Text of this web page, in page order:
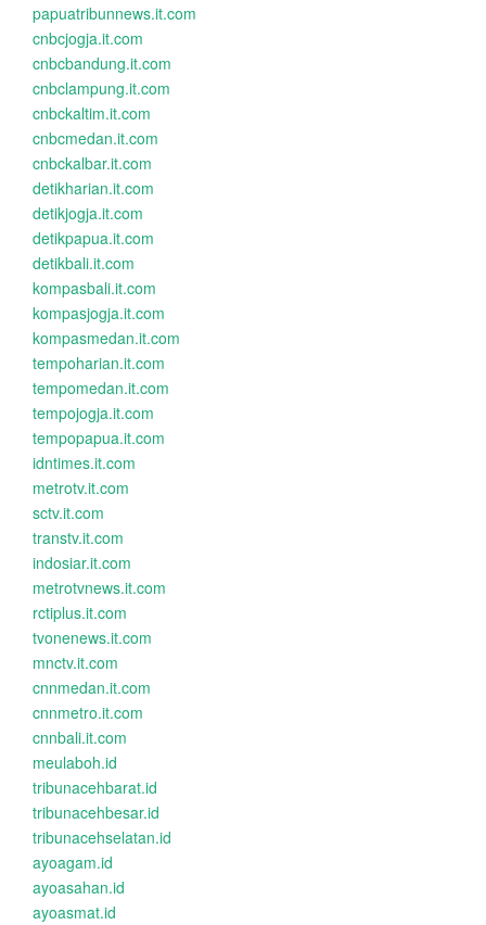
papuatribunnews.it.com
cnbcjogja.it.com
cnbcbandung.it.com
cnbclampung.it.com
cnbckaltim.it.com
cnbcmedan.it.com
cnbckalbar.it.com
detikharian.it.com
detikjogja.it.com
detikpapua.it.com
detikbali.it.com
kompasbali.it.com
kompasjogja.it.com
kompasmedan.it.com
tempoharian.it.com
tempomedan.it.com
tempojogja.it.com
tempopapua.it.com
idntimes.it.com
metrotv.it.com
sctv.it.com
transtv.it.com
indosiar.it.com
metrotvnews.it.com
rctiplus.it.com
tvonenews.it.com
mnctv.it.com
cnnmedan.it.com
cnnmetro.it.com
cnnbali.it.com
meulaboh.id
tribunacehbarat.id
tribunacehbesar.id
tribunacehselatan.id
ayoagam.id
ayoasahan.id
ayoasmat.id